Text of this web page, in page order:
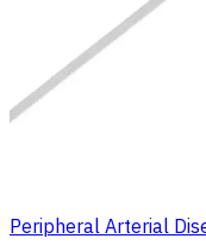
Peripheral Arterial